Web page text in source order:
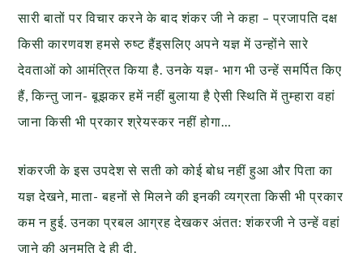
सारी बातों पर विचार करने के बाद शंकर जी ने कहा – प्रजापति दक्ष
किसी कारणवश हमसे रुष्ट हैंइसलिए अपने यज्ञ में उन्होंने सारे
देवताओं को आमंत्रित किया है. उनके यज्ञ- भाग भी उन्हें समर्पित किए
हैं, किन्तु जान- बूझकर हमें नहीं बुलाया है ऐसी स्थिति में तुम्हारा वहां
जाना किसी भी प्रकार श्रेयस्कर नहीं होगा…
शंकरजी के इस उपदेश से सती को कोई बोध नहीं हुआ और पिता का
यज्ञ देखने, माता- बहनों से मिलने की इनकी व्यग्रता किसी भी प्रकार
कम न हुई. उनका प्रबल आग्रह देखकर अंतत: शंकरजी ने उन्हें वहां
जाने की अनुमति दे ही दी.